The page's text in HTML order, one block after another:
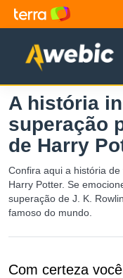
A história
superação
de Harry
Confira aqui a história
Harry Potter. Se
superação de J. K.
famoso do mundo.
Com certeza